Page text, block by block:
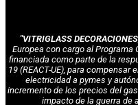
"VITRIGLASS
Europea con cargo al Programa
financiada como parte de la
19 (REACT-UE), para
electricidad a pymes y
incremento de los precios del
impacto de la guerra de